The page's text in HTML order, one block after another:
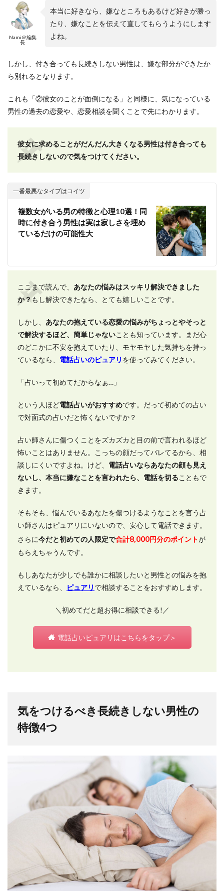
Nami＠編集
長
本当に好きなら、嫌なところもあるけど好きが勝っ
たり、嫌なことを伝えて直してもらうようにします
よね。
しかし、付き合っても長続きしない男性は、嫌な部分ができたか
ら別れるとなります。
これも「②彼女のことが面倒になる」と同様に、気になっている
男性の過去の恋愛や、恋愛相談を聞くことで先にわかります。
彼女に求めることがだんだん大きくなる男性は付き合っても
長続きしないので気をつけてください。
一番最悪なタイプはコイツ
複数女がいる男の特徴と心理10選！同
時に付き合う男性は実は寂しさを埋め
ているだけの可能性大
ここまで読んで、 あなたの悩みはスッキリ解決できました
か？ もし解決できたなら、とても嬉しいことです。
しかし、 あなたの抱えている恋愛の悩みがちょっとやそっと
で解決するほど、簡単じゃないことも知っています。まだ心
のどこかに不安を抱えていたり、モヤモヤした気持ちを持っ
ているなら、 電話占いのピュアリ を使ってみてください。
「占いって初めてだからなぁ…」
という人ほど電話占いがおすすめです。だって初めての占い
で対面式の占いだと怖くないですか？
占い師さんに傷つくことをズカズカと目の前で言われるほど
怖いことはありません。こっちの顔だってバレてるから、相
談しにくいですよね。けど、 電話占いならあなたの顔も見え
ないし、本当に嫌なことを言われたら、電話を切ることもで
きます。
そもそも、悩んでいるあなたを傷つけるようなことを言う占
い師さんはピュアリにいないので、安心して電話できます。
さらに今だと初めての人限定で合計8,000円分のポイントが
もらえちゃうんです。
もしあなたが少しでも誰かに相談したいと男性との悩みを抱
えているなら、
ピュアリ で相談することをおすすめします。
＼初めてだと超お得に相談できる!／
電話占いピュアリはこちらをタップ＞
気をつけるべき長続きしない男性の
特徴4つ